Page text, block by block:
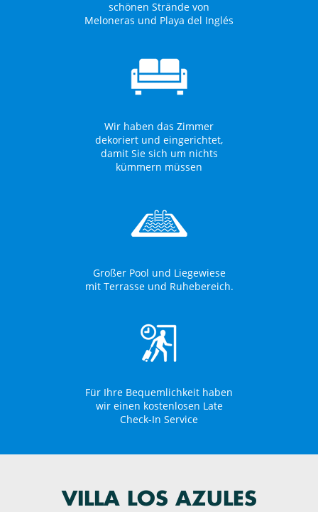
schönen Strände von
Meloneras und Playa del Inglés
Wir haben das Zimmer
dekoriert und eingerichtet,
damit Sie sich um nichts
kümmern müssen
Großer Pool und Liegewiese
mit Terrasse und Ruhebereich.
Für Ihre Bequemlichkeit haben
wir einen kostenlosen Late
Check-In Service
VILLA LOS AZULES